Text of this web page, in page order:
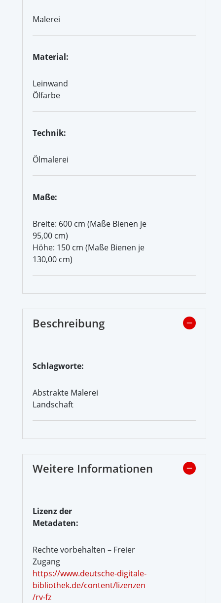
Malerei
Material:
Leinwand
Ölfarbe
Technik:
Ölmalerei
Maße:
Breite: 600 cm (Maße Bienen je
95,00 cm)
Höhe: 150 cm (Maße Bienen je
130,00 cm)
Beschreibung
Schlagworte:
Abstrakte Malerei
Landschaft
Weitere Informationen
Lizenz der
Metadaten:
Rechte vorbehalten – Freier
Zugang
https://www.deutsche-digitale-
bibliothek.de/content/lizenzen
/rv-fz